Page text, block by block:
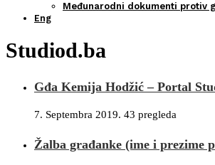
Međunarodni dokumenti protiv
Eng
Studiod.ba
Gđa Kemija Hodžić – Portal
7. Septembra 2019. 43 pregleda
Žalba građanke (ime i prezime